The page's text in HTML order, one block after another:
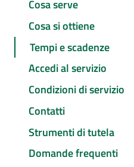
Cosa serve
Cosa si ottiene
Tempi e scadenze
Accedi al servizio
Condizioni di servizio
Contatti
Strumenti di tutela
Domande frequenti